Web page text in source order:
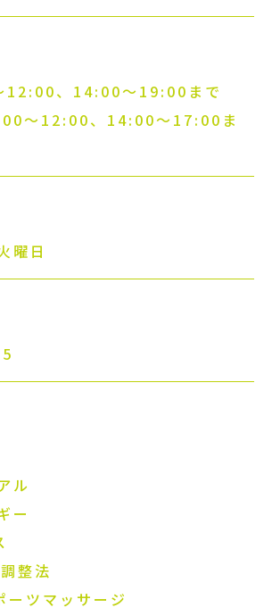
、14:00～19:00まで
〜12:00、14:00〜17:00ま
曜日
ル
ー
整法
ーツマッサージ